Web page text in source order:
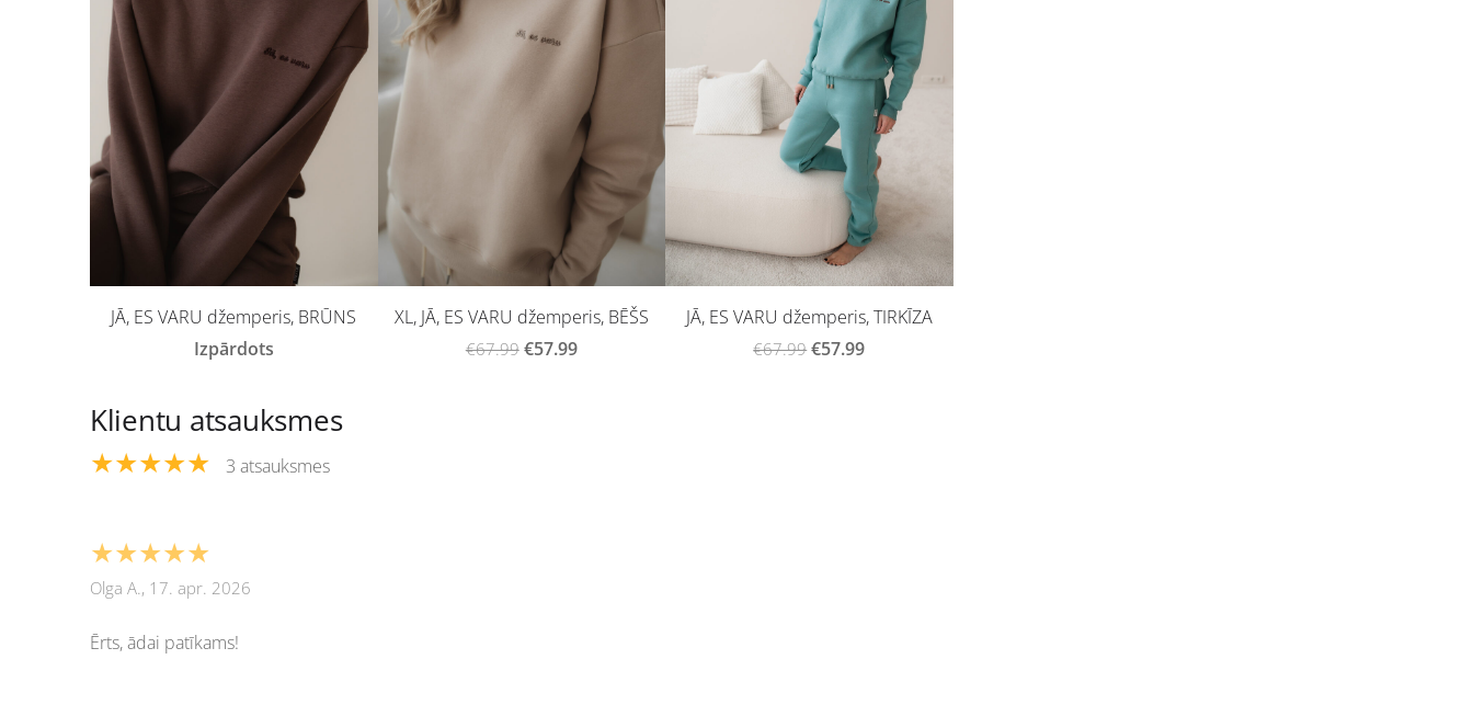
JĀ, ES VARU džemperis, BRŪNS
Izpārdots
XL, JĀ, ES VARU džemperis, BĒŠS
€67.99 €57.99
JĀ, ES VARU džemperis, TIRKĪZA
€67.99 €57.99
Klientu atsauksmes
★★★★★ 3 atsauksmes
★★★★★
Olga A., 17. apr. 2026
Ērts, ādai patīkams!